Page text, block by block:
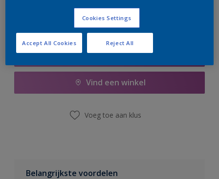
Boodschappenlijst
Vind een winkel
Voeg toe aan klus
Belangrijkste voordelen
Cookies Settings
Reject All
Accept All Cookies